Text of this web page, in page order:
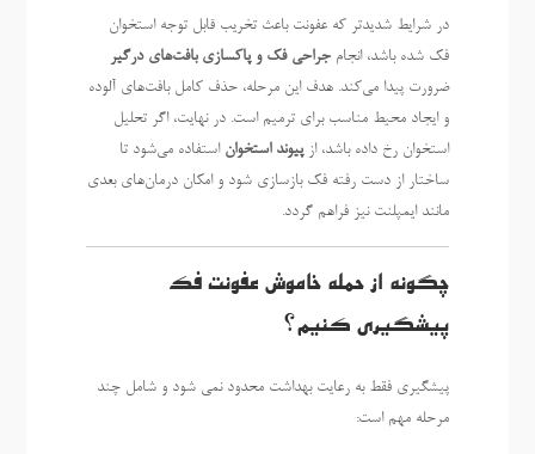
در شرایط شدیدتر که عفونت باعث تخریب قابل توجه استخوان
فک شده باشد، انجام جراحی فک و پاکسازی بافت‌های درگیر
ضرورت پیدا می‌کند. هدف این مرحله، حذف کامل بافت‌های آلوده
و ایجاد محیط مناسب برای ترمیم است. در نهایت، اگر تحلیل
استخوان رخ داده باشد، از پیوند استخوان استفاده می‌شود تا
ساختار از دست رفته فک بازسازی شود و امکان درمان‌های بعدی
مانند ایمپلنت نیز فراهم گردد.
چگونه از حمله خاموش عفونت فک
پیشگیری کنیم؟
پیشگیری فقط به رعایت بهداشت محدود نمی شود و شامل چند
مرحله مهم است: